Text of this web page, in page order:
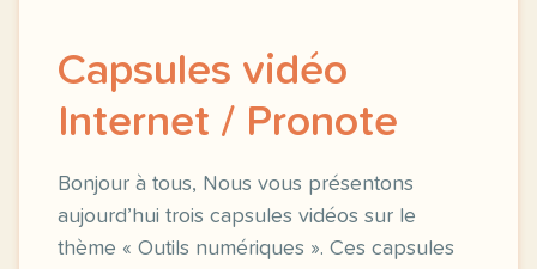
Capsules vidéo
Internet / Pronote
Bonjour à tous, Nous vous présentons
aujourd’hui trois capsules vidéos sur le
thème « Outils numériques ». Ces capsules